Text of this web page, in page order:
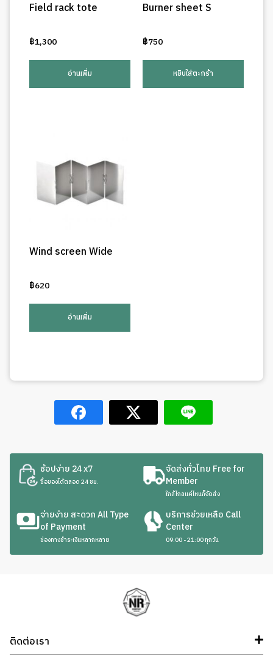
Field rack tote
฿1,300
อ่านเพิ่ม
Burner sheet S
฿750
หยิบใส่ตะกร้า
Wind screen Wide
฿620
อ่านเพิ่ม
ช้อปง่าย 24 x7
ซื้อของได้ตลอด 24 ชม.
จัดส่งทั่วไทย Free for
Member
ใกล้ไกลแค่ไหนก็จัดส่ง
จ่ายง่าย สะดวก All Type
of Payment
ช่องทางชำระเงินหลากหลาย
บริการช่วยเหลือ Call
Center
09:00 - 21:00 ทุกวัน
ติดต่อเรา